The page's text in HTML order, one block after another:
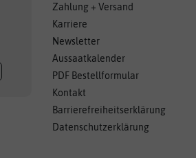
Zahlung + Versand
Karriere
Newsletter
Aussaatkalender
PDF Bestellformular
Kontakt
Barrierefreiheitserklärung
Datenschutzerklärung